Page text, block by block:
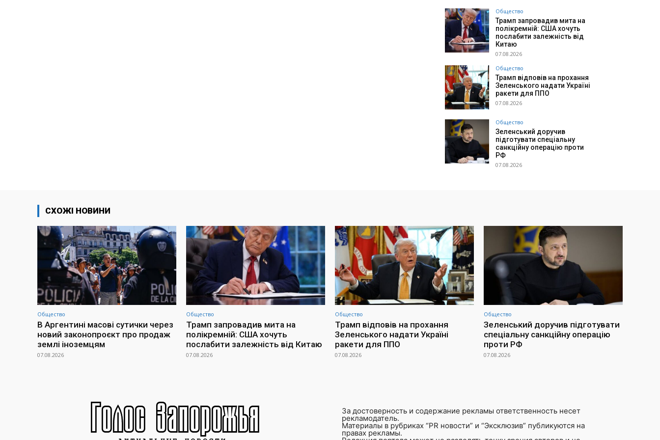
Общество
Трамп запровадив мита на
полікремній: США хочуть
послабити залежність від
Китаю
07.08.2026
Общество
Трамп відповів на прохання
Зеленського надати Україні
ракети для ППО
07.08.2026
Общество
Зеленський доручив
підготувати спеціальну
санкційну операцію проти
РФ
07.08.2026
СХОЖІ НОВИНИ
Общество
В Аргентині масові сутички через
новий законопроєкт про продаж
землі іноземцям
07.08.2026
Общество
Трамп запровадив мита на
полікремній: США хочуть
послабити залежність від Китаю
07.08.2026
Общество
Трамп відповів на прохання
Зеленського надати Україні
ракети для ППО
07.08.2026
Общество
Зеленський доручив підготувати
спеціальну санкційну операцію
проти РФ
07.08.2026
За достоверность и содержание рекламы ответственность несет
рекламодатель.
Материалы в рубриках “PR новости” и “Эксклюзив” публикуются на
правах рекламы.